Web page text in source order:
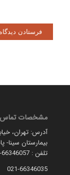
مشخصات تماس
آدرس: تهران،
بیمارستان سینا- پاساژ رشید
تلفن : 66346057-021
021-66346035